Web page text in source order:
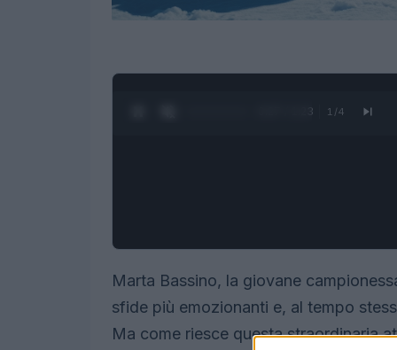
0:28 / 1:23 1 /4
Marta Bassino, la giovane
sfide più emozionanti e, al tempo
Ma come riesce questa straordinaria